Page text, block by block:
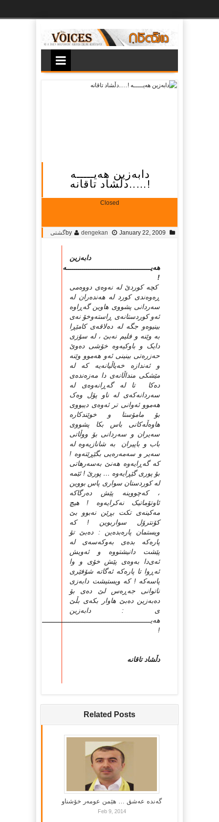
دابه‌زین هه‌یـــــه‌
!…..دڵشاد تاقانه‌
Closed
by dengekan January 22, 2009 گشتی
دابه‌زین
هه‌یـــــــــــــــــــــــــــــــــــــــــــه‌
!
کچه‌ کوردێ له‌ نه‌وه‌ی دووه‌می
ڕه‌وه‌ندی کورد له‌ هه‌نده‌ران له‌
سه‌ردانی پشووی هاوین گه‌ڕاوه‌
ئه‌و کوردستانه‌ی ڕاسته‌وخۆ نه‌ی
بینیوه‌و جگه‌ له‌ ده‌لاقه‌ی کامێڕا
به‌ وێنه‌ و فلیم نه‌بێ ، له‌ سۆزی
دایک و باوکیه‌وه‌ خۆشی ده‌وێ
حه‌زره‌تی بینینی ئه‌و هه‌موو وێنه‌
و ئه‌ندازه‌ خه‌یاڵیانه‌یه‌ که‌ له‌
مێشکی منداڵانه‌ی دا مه‌زه‌نده‌ی
ده‌کا تا له‌ گه‌ڕانه‌وه‌ی له‌
سه‌ردانه‌که‌ی له‌ ناو پۆل وه‌ک
هه‌موو ئه‌وانی تر ئه‌وه‌ی دیبووی
بۆ مامۆستا و خوێندکاره‌
هاوه‌ڵه‌کانی باس بکا پشووی
سه‌یران و سه‌ردانی بۆ ووڵاتی
باب و باپیران به‌ شانازیه‌وه‌ له‌
سه‌یر و سه‌مه‌ره‌یی بگێڕێته‌وه‌ !
که‌ گه‌ڕایه‌وه‌ هه‌نێ به‌سه‌رهاتی
بۆ پوری گێڕایه‌وه‌ … پورێ ! ئێمه‌
له‌ کوردستان سواری پاس بووین
، که‌چووینه‌ پێش ده‌رگاکه‌
ئاوتۆماتیک نه‌کرایه‌وه‌ ! هیچ
مه‌کینه‌ی تکت بڕێن نه‌بوو بێ
کۆنترۆل سواربوین ! که‌
ویستمان پاره‌بده‌ین : ده‌بێ تۆ
پاره‌که‌ بده‌ی به‌وکه‌سه‌ی له‌
پێشت دانیشتووه‌ و ئه‌ویش
ئه‌ی‌دا به‌وه‌ی پێش خۆی و وا
ئه‌ڕوا تا پاره‌که‌ ئه‌گاته‌ شۆفێری
پاسه‌که‌ ! که‌ ویستیشت دابه‌زی
ناتوانی جه‌ڕه‌س لێ ده‌ی بۆ
ده‌به‌زین ده‌بێ هاوار بکه‌ی بڵێ
ی : دابه‌زین
هه‌یــــــــــــــــــــــــــــــــــــــــــــــــــــــــــــــــــه‌
!
دڵشاد تاقانه‌
Related Posts
گه‌نده‌ عه‌شق … هێمن عومه‌ر خۆشناو
Feb 9, 2014